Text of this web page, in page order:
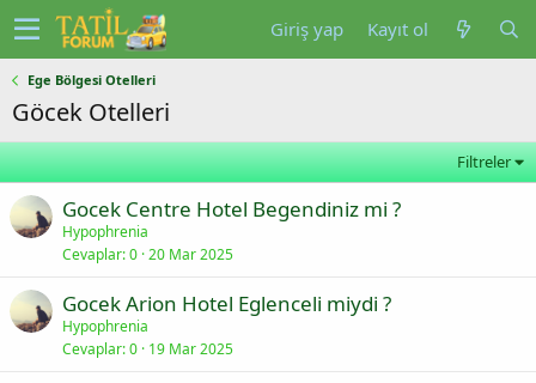
Giriş yap Kayıt ol
Ege Bölgesi Otelleri
Göcek Otelleri
Filtreler
Gocek Centre Hotel Begendiniz mi ?
Hypophrenia
Cevaplar 0 20 Mar 2025
Gocek Arion Hotel Eglenceli miydi ?
Hypophrenia
Cevaplar 0 19 Mar 2025